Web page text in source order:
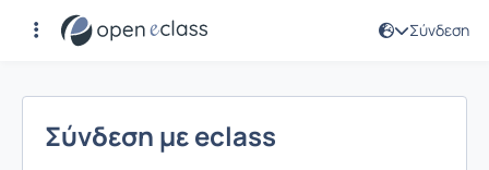
Σύνδεση
Σύνδεση
Σύνδεση με eclass